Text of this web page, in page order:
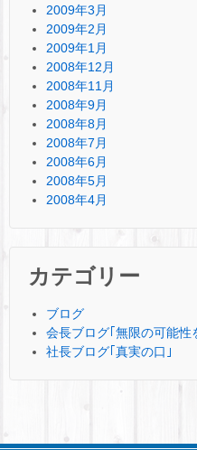
2009年3月
2009年2月
2009年1月
2008年12月
2008年11月
2008年9月
2008年8月
2008年7月
2008年6月
2008年5月
2008年4月
カテゴリー
ブログ
会長ブログ｢無限の可能性
社長ブログ｢真実の口｣